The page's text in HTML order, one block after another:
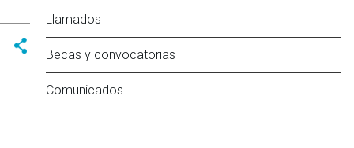
Llamados
Becas y convocatorias
Comunicados